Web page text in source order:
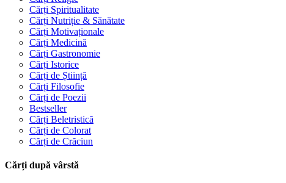
Cărți Spiritualitate
Cărți Nutriție & Sănătate
Cărți Motivaționale
Cărți Medicină
Cărți Gastronomie
Cărți Istorice
Cărți de Știință
Cărți Filosofie
Cărți de Poezii
Bestseller
Cărți Beletristică
Cărți de Colorat
Cărți de Crăciun
Cărți după vârstă